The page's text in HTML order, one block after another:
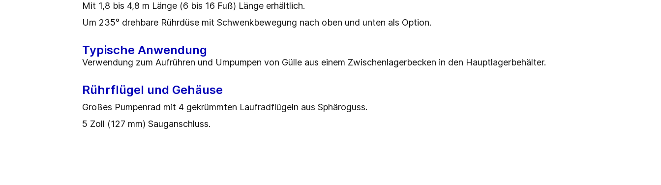
Mit 1,8 bis 4,8 m Länge (6 bis 16 Fuß) Länge erhältlich.
Um 235° drehbare Rührdüse mit Schwenkbewegung nach oben und unten als Option.
Typische Anwendung
Verwendung zum Aufrühren und Umpumpen von Gülle aus einem Zwischenlagerbecken in den Hauptlagerbehälter.
Rührflügel und Gehäuse
Großes Pumpenrad mit 4 gekrümmten Laufradflügeln aus Sphäroguss.
5 Zoll (127 mm) Sauganschluss.